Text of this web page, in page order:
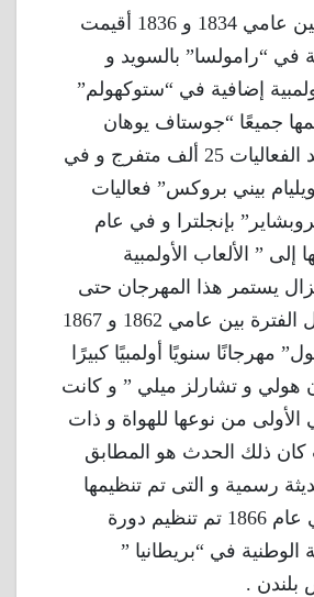
و خلال الفترة بين عامي 1834 و 1836 أقيمت
في “رامولسا” بالسويد و
إضافية في “ستوكهولم”
و نظمها جميعًا “جوستاف يوهان
شارتاو” و شاهد الفعاليات 25 ألف متفرج و في
بدأ “ويليام بيني بروكس” فعاليات
بإنجلترا و في عام
إلى ” الألعاب الأولمبية
يستمر هذا المهرجان حتى
يومنا هذا و خلال الفترة بين عامي 1862 و 1867
مهرجانًا سنويًا أولمبيًا كبيرًا
هولي و تشارلز ميلي ” و كانت
الأولى من نوعها للهواة و ذات
كان ذلك الحدث هو المطابق
رسمية و التى تم تنظيمها
في “أثينا” و في عام 1866 تم تنظيم دورة
الوطنية في “بريطانيا ”
بلندن .